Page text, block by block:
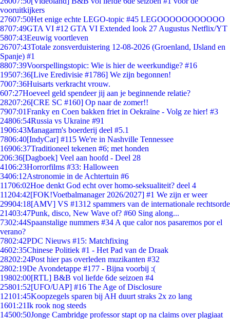
vooruitkijkers
27607:50Het enige echte LEGO-topic #45 LEGOOOOOOOOOOO
8707:49GTA VI #12 GTA VI Extended look 27 Augustus Netflix/YT
5807:43Eeuwig voortleven
26707:43Totale zonsverduistering 12-08-2026 (Groenland, IJsland en
Spanje) #1
8807:39Voorspellingstopic: Wie is hier de weerkundige? #16
19507:36[Live Eredivisie #1786] We zijn begonnen!
7007:36Huisarts verkracht vrouw.
607:27Hoeveel geld spendeer jij aan je beginnende relatie?
28207:26[CRE SC #160] Op naar de zomer!!
7907:01Franky en Coen bakken friet in Oekraïne - Volg ze hier! #3
24806:54Russia vs Ukraine #91
1906:43Managarm's boerderij deel #5.1
7806:40[IndyCar] #115 We're in Nashville Tennessee
16906:37Traditioneel tekenen #6; met honden
206:36[Dagboek] Veel aan hoofd - Deel 28
4106:23Horrorfilms #33: Halloween
3406:12Astronomie in de Achtertuin #6
11706:02Hoe denkt God echt over homo-seksualiteit? deel 4
11204:42[FOK!Voetbalmanager 2026/2027] #1 We zijn er weer
29904:18[AMV] VS #1312 spammers van de internationale rechtsorde
21403:47Punk, disco, New Wave of? #60 Sing along...
7302:44Spaanstalige nummers #34 A que calor nos pasaremos por el
verano?
7802:42PDC Nieuws #15: Matchfixing
4602:35Chinese Politiek #1 - Het Pad van de Draak
28202:24Post hier pas overleden muzikanten #32
2802:19De Avondetappe #177 - Bijna voorbij :(
19802:00[RTL] B&B vol liefde 6de seizoen #4
25801:52[UFO/UAP] #16 The Age of Disclosure
12101:45Koopzegels sparen bij AH duurt straks 2x zo lang
1601:21Ik rook nog steeds
14500:50Jonge Cambridge professor stapt op na claims over plagiaat